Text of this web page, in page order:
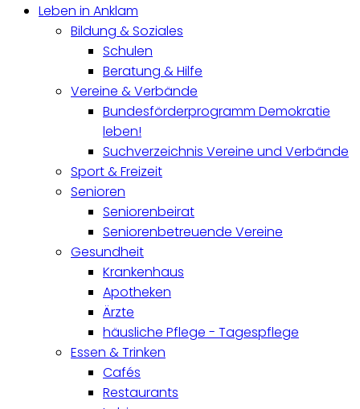
Leben in Anklam
Bildung & Soziales
Schulen
Beratung & Hilfe
Vereine & Verbände
Bundesförderprogramm Demokratie
leben!
Suchverzeichnis Vereine und Verbände
Sport & Freizeit
Senioren
Seniorenbeirat
Seniorenbetreuende Vereine
Gesundheit
Krankenhaus
Apotheken
Ärzte
häusliche Pflege - Tagespflege
Essen & Trinken
Cafés
Restaurants